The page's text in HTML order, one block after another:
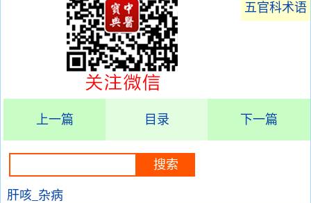
五官科术语
上一篇 目录 下一篇
肝咳_杂病